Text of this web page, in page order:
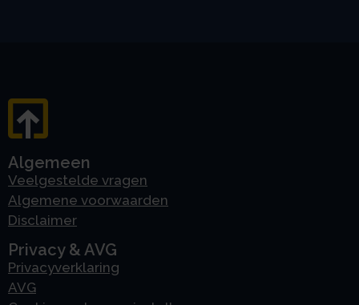
Algemeen
Veelgestelde vragen
Algemene voorwaarden
Disclaimer
Privacy & AVG
Privacyverklaring
AVG